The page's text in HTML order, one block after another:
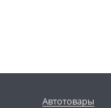
Автотовары